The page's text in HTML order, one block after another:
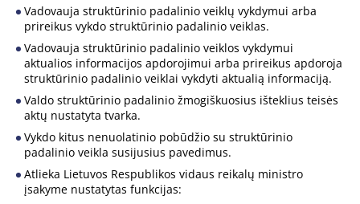
Vadovauja struktūrinio padalinio veiklų vykdymui arba
prireikus vykdo struktūrinio padalinio veiklas.
Vadovauja struktūrinio padalinio veiklos vykdymui
aktualios informacijos apdorojimui arba prireikus apdoroja
struktūrinio padalinio veiklai vykdyti aktualią informaciją.
Valdo struktūrinio padalinio žmogiškuosius išteklius teisės
aktų nustatyta tvarka.
Vykdo kitus nenuolatinio pobūdžio su struktūrinio
padalinio veikla susijusius pavedimus.
Atlieka Lietuvos Respublikos vidaus reikalų ministro
įsakyme nustatytas funkcijas: